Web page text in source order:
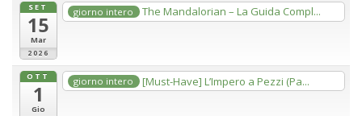
SET
15
Mar
2026
giorno intero The Mandalorian – La Guida Compl...
OTT
1
Gio
giorno intero [Must-Have] L’Impero a Pezzi (Pa...